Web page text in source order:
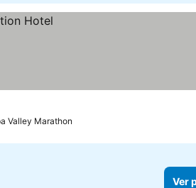
Valley Marathon
Ver